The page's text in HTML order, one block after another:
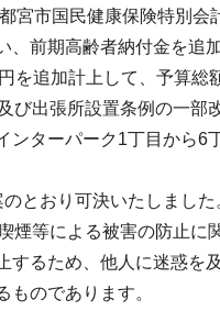
宮市国民健康保険特別
、前期高齢者納付金を
を追加計上して、予算
出張所設置条例の一部
ンターパーク1丁目から
とおり可決いたしました
等による被害の防止に
するため、他人に迷惑
ものであります。